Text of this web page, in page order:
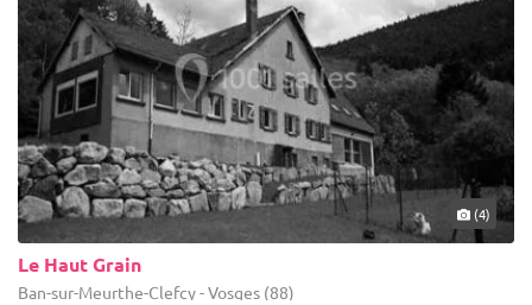
(4)
Le Haut Grain
Ban-sur-Meurthe-Clefcy - Vosges (88)